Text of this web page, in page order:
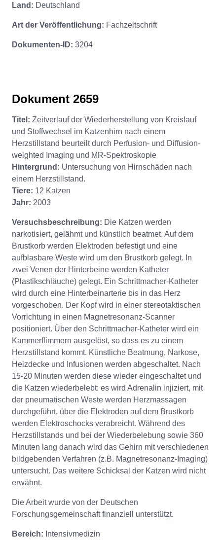
Land: Deutschland
Art der Veröffentlichung: Fachzeitschrift
Dokumenten-ID: 3204
Dokument 2659
Titel: Zeitverlauf der Wiederherstellung von Kreislauf
und Stoffwechsel im Katzenhirn nach einem
Herzstillstand beurteilt durch Perfusion- und Diffusion-
weighted Imaging und MR-Spektroskopie
Hintergrund: Untersuchung von Hirnschäden nach
einem Herzstillstand.
Tiere: 12 Katzen
Jahr: 2003
Versuchsbeschreibung: Die Katzen werden
narkotisiert, gelähmt und künstlich beatmet. Auf dem
Brustkorb werden Elektroden befestigt und eine
aufblasbare Weste wird um den Brustkorb gelegt. In
zwei Venen der Hinterbeine werden Katheter
(Plastikschläuche) gelegt. Ein Schrittmacher-Katheter
wird durch eine Hinterbeinarterie bis in das Herz
vorgeschoben. Der Kopf wird in einer stereotaktischen
Vorrichtung in einen Magnetresonanz-Scanner
positioniert. Über den Schrittmacher-Katheter wird ein
Kammerflimmern ausgelöst, so dass es zu einem
Herzstillstand kommt. Künstliche Beatmung, Narkose,
Heizdecke und Infusionen werden abgeschaltet. Nach
15-20 Minuten werden diese wieder eingeschaltet und
die Katzen wiederbelebt: es wird Adrenalin injiziert, mit
der pneumatischen Weste werden Herzmassagen
durchgeführt, über die Elektroden auf dem Brustkorb
werden Elektroschocks verabreicht. Während des
Herzstillstands und bei der Wiederbelebung sowie 360
Minuten lang danach wird das Gehirn mit verschiedenen
bildgebenden Verfahren (z.B. Magnetresonanz-Imaging)
untersucht. Das weitere Schicksal der Katzen wird nicht
erwähnt.
Die Arbeit wurde von der Deutschen
Forschungsgemeinschaft finanziell unterstützt.
Bereich: Intensivmedizin